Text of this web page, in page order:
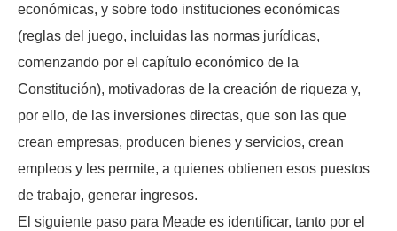
económicas, y sobre todo instituciones económicas
(reglas del juego, incluidas las normas jurídicas,
comenzando por el capítulo económico de la
Constitución), motivadoras de la creación de riqueza y,
por ello, de las inversiones directas, que son las que
crean empresas, producen bienes y servicios, crean
empleos y les permite, a quienes obtienen esos puestos
de trabajo, generar ingresos.
El siguiente paso para Meade es identificar, tanto por el